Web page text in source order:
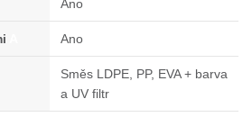
Ano
Ano
Směs LDPE, PP, EVA + barva
a UV filtr